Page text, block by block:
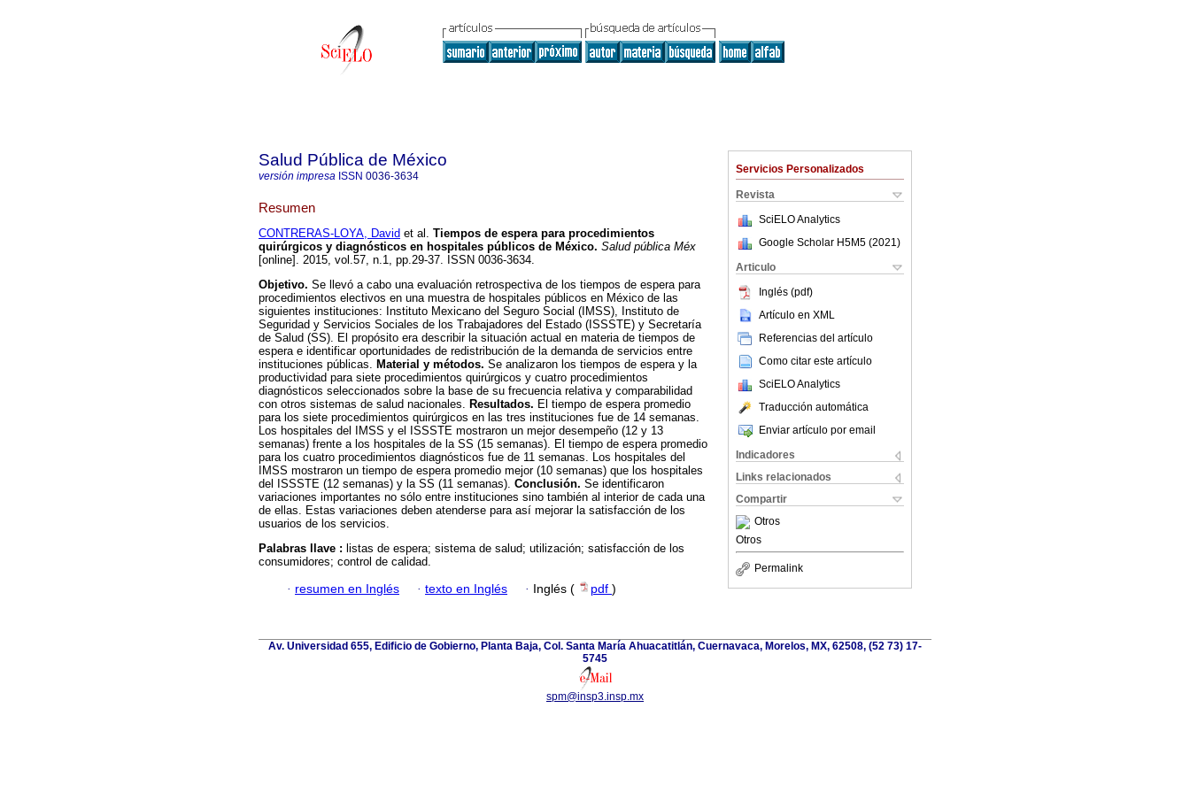
Servicios Personalizados
Revista
SciELO Analytics
Google Scholar H5M5 (2021 )
Articulo
Inglés (pdf)
Artículo en XML
Referencias del artículo
Como citar este artículo
SciELO Analytics
Traducción automática
Enviar artículo por email
Indicadores
Links relacionados
Compartir
Otros
Otros
Permalink
Salud Pública de México
versión impresa ISSN 0036-3634
Resumen
CONTRERAS-LOYA, David et al. Tiempos de espera para procedimientos
quirúrgicos y diagnósticos en hospitales públicos de México. Salud pública Méx
[online]. 2015, vol.57, n.1, pp.29-37. ISSN 0036-3634.
Objetivo. Se llevó a cabo una evaluación retrospectiva de los tiempos de espera para
procedimientos electivos en una muestra de hospitales públicos en México de las
siguientes instituciones: Instituto Mexicano del Seguro Social (IMSS), Instituto de
Seguridad y Servicios Sociales de los Trabajadores del Estado (ISSSTE) y Secretaría
de Salud (SS). El propósito era describir la situación actual en materia de tiempos de
espera e identificar oportunidades de redistribución de la demanda de servicios entre
instituciones públicas. Material y métodos. Se analizaron los tiempos de espera y la
productividad para siete procedimientos quirúrgicos y cuatro procedimientos
diagnósticos seleccionados sobre la base de su frecuencia relativa y comparabilidad
con otros sistemas de salud nacionales. Resultados. El tiempo de espera promedio
para los siete procedimientos quirúrgicos en las tres instituciones fue de 14 semanas.
Los hospitales del IMSS y el ISSSTE mostraron un mejor desempeño (12 y 13
semanas) frente a los hospitales de la SS (15 semanas). El tiempo de espera promedio
para los cuatro procedimientos diagnósticos fue de 11 semanas. Los hospitales del
IMSS mostraron un tiempo de espera promedio mejor (10 semanas) que los hospitales
del ISSSTE (12 semanas) y la SS (11 semanas). Conclusión. Se identificaron
variaciones importantes no sólo entre instituciones sino también al interior de cada una
de ellas. Estas variaciones deben atenderse para así mejorar la satisfacción de los
usuarios de los servicios.
Palabras llave : listas de espera; sistema de salud; utilización; satisfacción de los
consumidores; control de calidad.
· resumen en Inglés · texto en Inglés · Inglés ( pdf )
Av. Universidad 655, Edificio de Gobierno, Planta Baja, Col. Santa María Ahuacatitlán, Cuernavaca, Morelos, MX, 62508, (52 73) 17-
5745
spm@insp3.insp.mx